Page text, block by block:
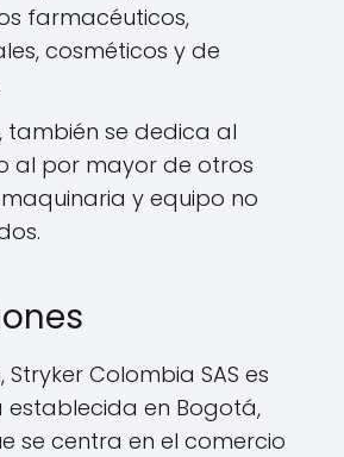
farmacéuticos,
cosméticos y de
también se dedica al
al por mayor de otros
y equipo no
Stryker Colombia SAS es
establecida en Bogotá,
se centra en el comercio